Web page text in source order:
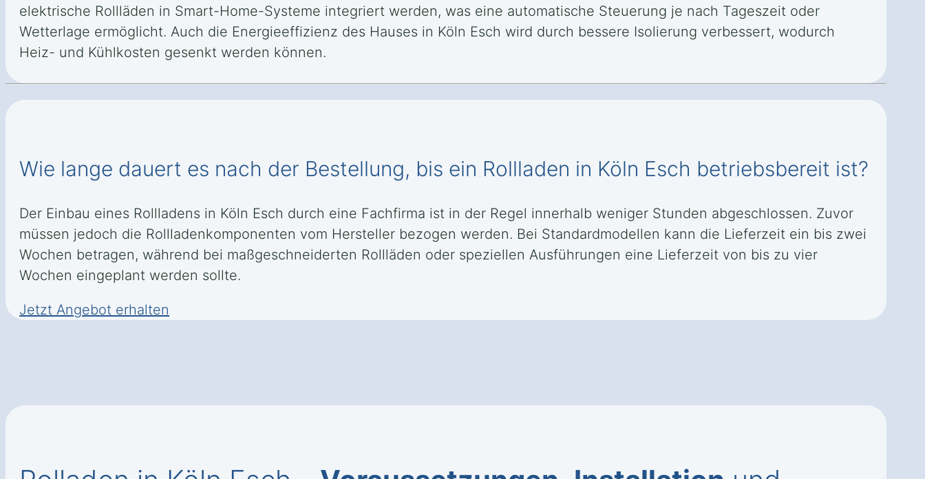
elektrische Rollläden in Smart-Home-Systeme integriert werden, was eine automatische Steuerung je nach Tageszeit oder
Wetterlage ermöglicht. Auch die Energieeffizienz des Hauses in Köln Esch wird durch bessere Isolierung verbessert, wodurch
Heiz- und Kühlkosten gesenkt werden können.
Wie lange dauert es nach der Bestellung, bis ein Rollladen in Köln Esch betriebsbereit ist?
Der Einbau eines Rollladens in Köln Esch durch eine Fachfirma ist in der Regel innerhalb weniger Stunden abgeschlossen. Zuvor
müssen jedoch die Rollladenkomponenten vom Hersteller bezogen werden. Bei Standardmodellen kann die Lieferzeit ein bis zwei
Wochen betragen, während bei maßgeschneiderten Rollläden oder speziellen Ausführungen eine Lieferzeit von bis zu vier
Wochen eingeplant werden sollte.
Jetzt Angebot erhalten